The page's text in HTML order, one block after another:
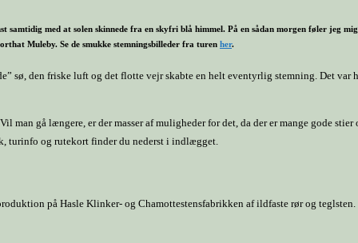
samtidig med at solen skinnede fra en skyfri blå himmel. På en sådan morgen føler
Muleby. Se de smukke stemningsbilleder fra turen her.
sø, den friske luft og det flotte vejr skabte en helt eventyrlig stemning. Det
man gå længere, er der masser af muligheder for det, da der er mange gode
turinfo og rutekort finder du nederst i indlægget.
på Hasle Klinker- og Chamottestensfabrikken af ildfaste rør og